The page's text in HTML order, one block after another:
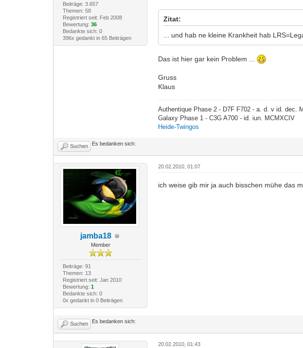
Beiträge: 3.657
Themen: 58
Registriert seit: Feb 2008
Bewertung: 36
Bedankte sich: 0
396x gedankt in 65 Beiträgen
Zitat:
... und hab ne kleine Krankheit hab
Das ist hier gar kein Problem ...
Gruss
Klaus
Authentique Phase 2 - D7F F702 - a. d. v id. dec.
Galaxy Phase 1 - C3G A700 - id. iun. MCMXCIV
Heide-Twingos
Suchen Es bedanken sich:
jamba18
Member
Beiträge: 91
Themen: 13
Registriert seit: Jan 2010
Bewertung: 1
Bedankte sich: 0
0x gedankt in 0 Beiträgen
20.02.2010, 01:07
ich weise gib mir ja auch bisschen mühe das
Suchen Es bedanken sich:
20.02.2010, 01:43